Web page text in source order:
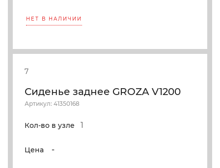
НЕТ В НАЛИЧИИ
7
Сиденье заднее GROZA V1200
Артикул: 41350168
Кол-во в узле 1
Цена -